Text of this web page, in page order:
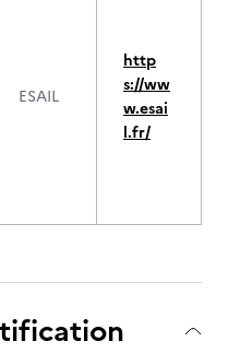
ESAIL
http
s://ww
w.esai
l.fr/